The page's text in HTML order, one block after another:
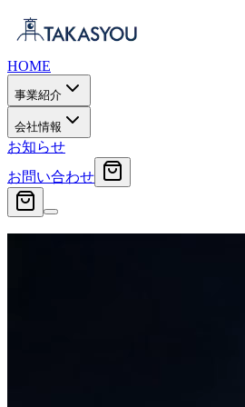
HOME
事業紹介
会社情報
お知らせ
お問い合わせ